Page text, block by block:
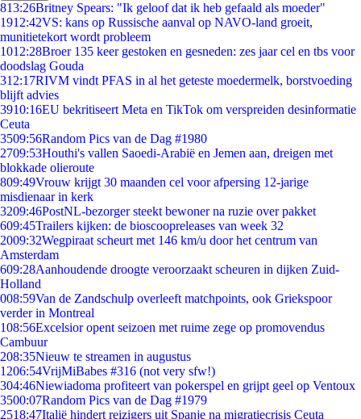
813:26Britney Spears: "Ik geloof dat ik heb gefaald als moeder"
1912:42VS: kans op Russische aanval op NAVO-land groeit,
munitietekort wordt probleem
1012:28Broer 135 keer gestoken en gesneden: zes jaar cel en tbs voor
doodslag Gouda
312:17RIVM vindt PFAS in al het geteste moedermelk, borstvoeding
blijft advies
3910:16EU bekritiseert Meta en TikTok om verspreiden desinformatie
Ceuta
3509:56Random Pics van de Dag #1980
2709:53Houthi's vallen Saoedi-Arabië en Jemen aan, dreigen met
blokkade olieroute
809:49Vrouw krijgt 30 maanden cel voor afpersing 12-jarige
misdienaar in kerk
3209:46PostNL-bezorger steekt bewoner na ruzie over pakket
609:45Trailers kijken: de bioscoopreleases van week 32
2009:32Wegpiraat scheurt met 146 km/u door het centrum van
Amsterdam
609:28Aanhoudende droogte veroorzaakt scheuren in dijken Zuid-
Holland
008:59Van de Zandschulp overleeft matchpoints, ook Griekspoor
verder in Montreal
108:56Excelsior opent seizoen met ruime zege op promovendus
Cambuur
208:35Nieuw te streamen in augustus
1206:54VrijMiBabes #316 (not very sfw!)
304:46Niewiadoma profiteert van pokerspel en grijpt geel op Ventoux
3500:07Random Pics van de Dag #1979
2518:47Italië hindert reizigers uit Spanje na migratiecrisis Ceuta